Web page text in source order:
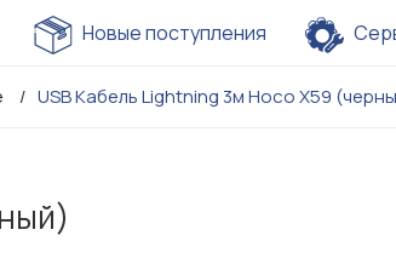
Новые поступления
USB Кабель Lightning 3м Hoco X59